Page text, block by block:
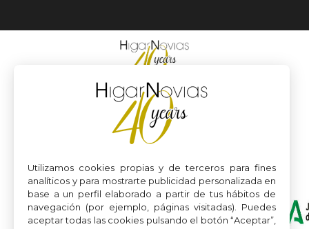
Utilizamos cookies propias y de terceros para fines
analíticos y para mostrarte publicidad personalizada en
base a un perfil elaborado a partir de tus hábitos de
navegación (por ejemplo, páginas visitadas). Puedes
aceptar todas las cookies pulsando el botón “Aceptar”,